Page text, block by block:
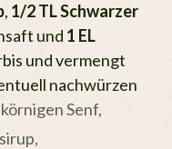
, 1/2 TL Schwarzer
und 1 EL
und vermengt
nachwürzen
körnigen Senf,